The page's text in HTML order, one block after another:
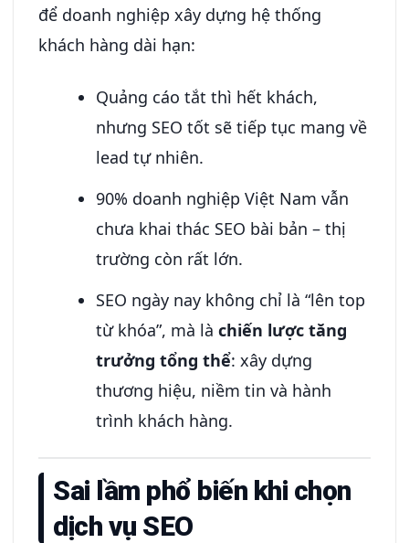
để doanh nghiệp xây dựng hệ thống
khách hàng dài hạn:
Quảng cáo tắt thì hết khách,
nhưng SEO tốt sẽ tiếp tục mang về
lead tự nhiên.
90% doanh nghiệp Việt Nam vẫn
chưa khai thác SEO bài bản – thị
trường còn rất lớn.
SEO ngày nay không chỉ là “lên top
từ khóa”, mà làchiến lược tăng
trưởng tổng thể: xây dựng
thương hiệu, niềm tin và hành
trình khách hàng.
Sai lầm phổ biến khi chọn
dịch vụ SEO